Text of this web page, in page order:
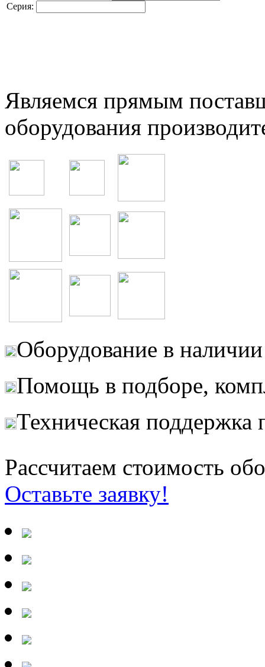
Серия:
Являемся прямым
оборудования
Оборудование в
Помощь в подборе,
Техническая поддержка
Рассчитаем стоимость
Оставьте заявку!